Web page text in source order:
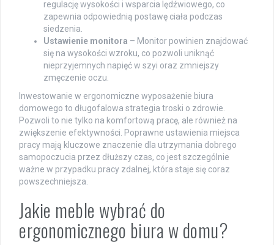
regulację wysokości i wsparcia lędźwiowego, co
zapewnia odpowiednią postawę ciała podczas
siedzenia.
Ustawienie monitora – Monitor powinien znajdować
się na wysokości wzroku, co pozwoli uniknąć
nieprzyjemnych napięć w szyi oraz zmniejszy
zmęczenie oczu.
Inwestowanie w ergonomiczne wyposażenie biura
domowego to długofalowa strategia troski o zdrowie.
Pozwoli to nie tylko na komfortową pracę, ale również na
zwiększenie efektywności. Poprawne ustawienia miejsca
pracy mają kluczowe znaczenie dla utrzymania dobrego
samopoczucia przez dłuższy czas, co jest szczególnie
ważne w przypadku pracy zdalnej, która staje się coraz
powszechniejsza.
Jakie meble wybrać do
ergonomicznego biura w domu?